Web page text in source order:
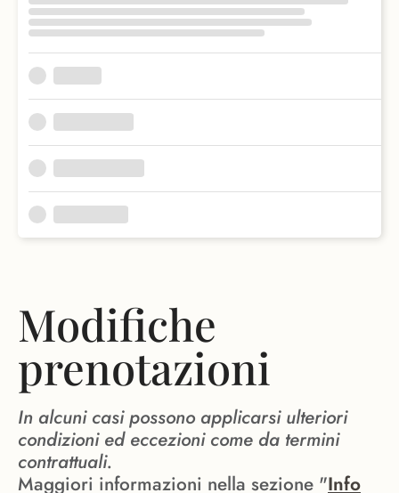
Modifiche
prenotazioni
In alcuni casi possono applicarsi ulteriori
condizioni ed eccezioni come da termini
contrattuali.
Maggiori informazioni nella sezione "Info